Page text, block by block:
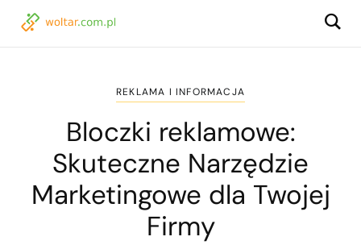
REKLAMA I INFORMACJA
Bloczki reklamowe:
Skuteczne Narzędzie
Marketingowe dla Twojej
Firmy